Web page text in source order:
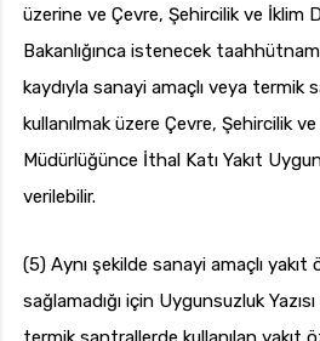
üzerine ve Çevre, Şehircilik ve İklim
Bakanlığınca istenecek
kaydıyla sanayi amaçlı veya termik
kullanılmak üzere Çevre, Şehircilik
Müdürlüğünce İthal Katı Yakıt
verilebilir.
(5) Aynı şekilde sanayi amaçlı yakıt
sağlamadığı için Uygunsuzluk